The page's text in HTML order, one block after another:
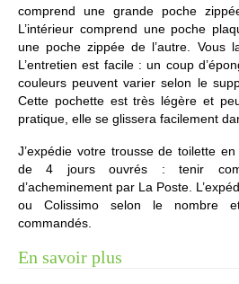
comprend une grande poche
L’intérieur comprend une poche
une poche zippée de l’autre. Vous
L’entretien est facile : un coup
couleurs peuvent varier selon le
Cette pochette est très légère et
pratique, elle se glissera facilement
J’expédie votre trousse de toilette
de 4 jours ouvrés : tenir
d’acheminement par La Poste.
ou Colissimo selon le nombre
commandés.
En savoir plus